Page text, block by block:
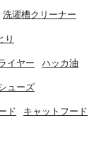
洗濯槽クリーナー
り
イヤー ハッカ油
ューズ
ド キャットフード